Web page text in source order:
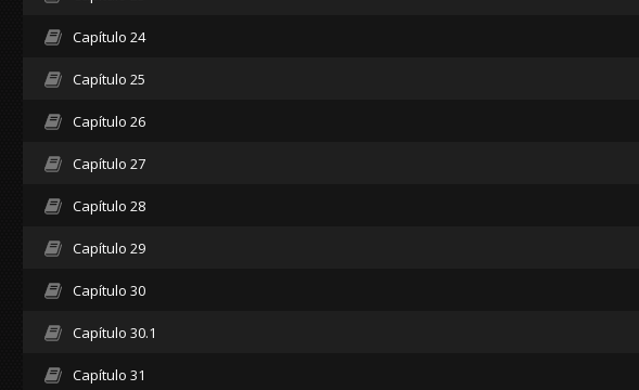
Capítulo 24
Capítulo 25
Capítulo 26
Capítulo 27
Capítulo 28
Capítulo 29
Capítulo 30
Capítulo 30.1
Capítulo 31